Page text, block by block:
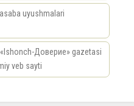
uyushmalari
Доверие» gazetasi
veb sayti